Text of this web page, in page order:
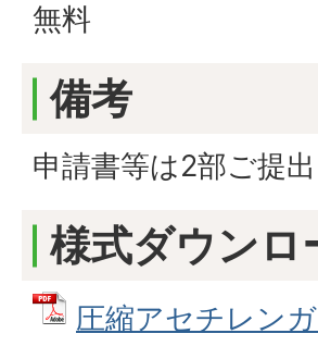
無料
備考
申請書等は2部ご提出
様式ダウンロ
圧縮アセチレン